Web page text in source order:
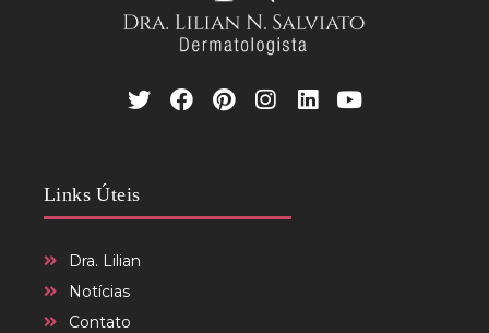
Links Úteis
Dra. Lilian
Notícias
Contato